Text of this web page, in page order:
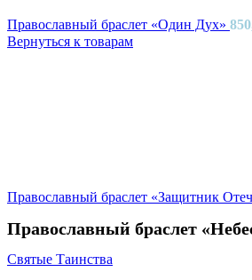
Православный браслет «Один Дух»
Вернуться к товарам
Православный браслет «Защитник
Православный браслет
Святые Таинства